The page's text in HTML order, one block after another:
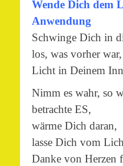
Wende Dich dem
Anwendung
Schwinge Dich in
los, was vorher
Licht in Deinem
Nimm es wahr, so
betrachte ES,
wärme Dich daran,
lasse Dich vom
Danke von Herzen